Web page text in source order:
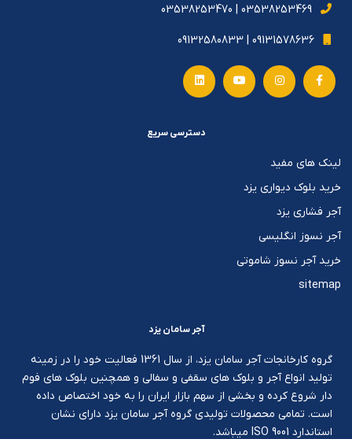
03538253469 | 03538253470
09131578636 | 09132580833
دسترسی سریع
لینک های مفید
خرید بلوک دیواری یزد
آجر فشاری یزد
آجر نسوز انگلیسی
خرید آجر نسوز شاموتی
sitemap
آجر سامان یزد
گروه کارخانجات آجر سامان یزد، از سال 1361 فعالیت خود را در زمینه
تولید انواع آجر و بلوک های سقفی و سفالی و همچنین بلوک های فوم
دار شروع کرده و بخشی از سهم بازار ایران را به خود اختصاص داده
است. تمامی محصولات تولیدی گروه آجر سامان یزد دارای نشان
استاندارد ISO 9001 میباشد.